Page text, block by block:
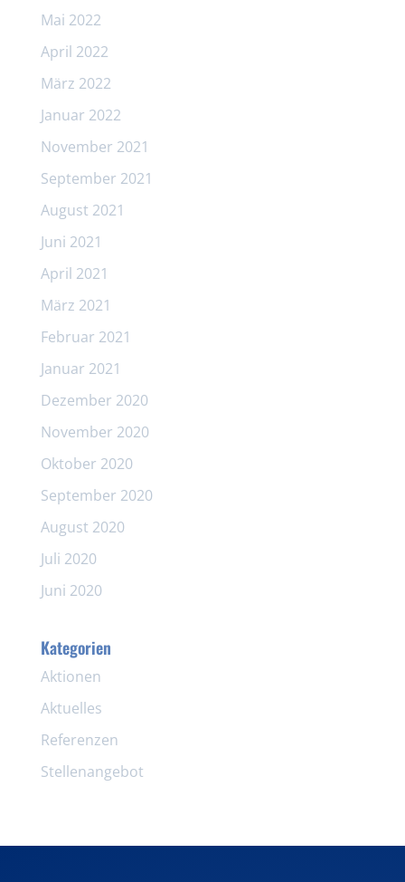
Mai 2022
April 2022
März 2022
Januar 2022
November 2021
September 2021
August 2021
Juni 2021
April 2021
März 2021
Februar 2021
Januar 2021
Dezember 2020
November 2020
Oktober 2020
September 2020
August 2020
Juli 2020
Juni 2020
Kategorien
Aktionen
Aktuelles
Referenzen
Stellenangebot